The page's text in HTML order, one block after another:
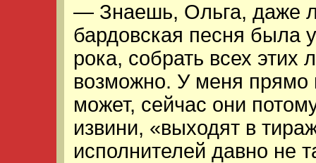
— Знаешь, Ольга, даже
бардовская песня была
рока, собрать всех
возможно. У меня прямо
может, сейчас они
извини, «выходят в
исполнителей давно не